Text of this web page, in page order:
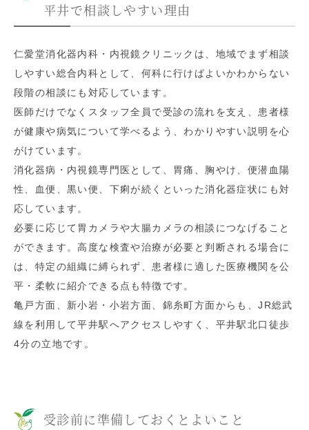
平井で相談しやすい理由
仁愛堂消化器内科・内視鏡クリニックは、地域でまず相談
しやすい総合内科として、何科に行けばよいかわからない
段階の相談にも対応しています。
医師だけでなくスタッフ全員で受診の流れを支え、患者様
が健康や病気について学べるよう、わかりやすい説明を心
がけています。
消化器病・内視鏡専門医として、胃痛、胸やけ、便潜血陽
性、血便、黒い便、下痢が続くといった消化器症状にも対
応しています。
必要に応じて胃カメラや大腸カメラの相談につなげること
ができます。高度な検査や治療が必要と判断される場合に
は、特定の組織に縛られず、患者様に適した医療機関を公
平・柔軟に紹介できる点も特徴です。
亀戸方面、新小岩・小岩方面、錦糸町方面からも、JR総武
線を利用して平井駅へアクセスしやすく、平井駅北口徒歩
4分の立地です。
受診前に準備しておくとよいこと